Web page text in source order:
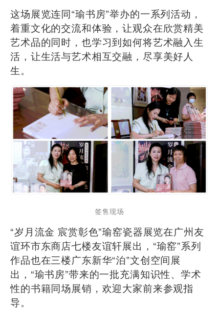
这场展览连同“瑜书房”举办的一系列活动，
着重文化的交流和体验，让观众在欣赏精美
艺术品的同时，也学习到如何将艺术融入生
活，让生活与艺术相互交融，尽享美好人
生。
签售现场
“岁月流金 宸赏彰色”瑜窑瓷器展览在广州友
谊环市东商店七楼友谊轩展出，“瑜窑”系列
作品也在三楼广东新华“泊”文创空间展
出，“瑜书房”带来的一批充满知识性、学术
性的书籍同场展销，欢迎大家前来参观指
导。